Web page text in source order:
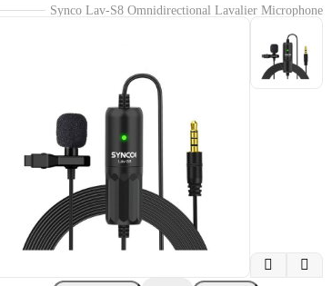
Synco Lav-S8 Omnidirectional Lavalier Microphone
 